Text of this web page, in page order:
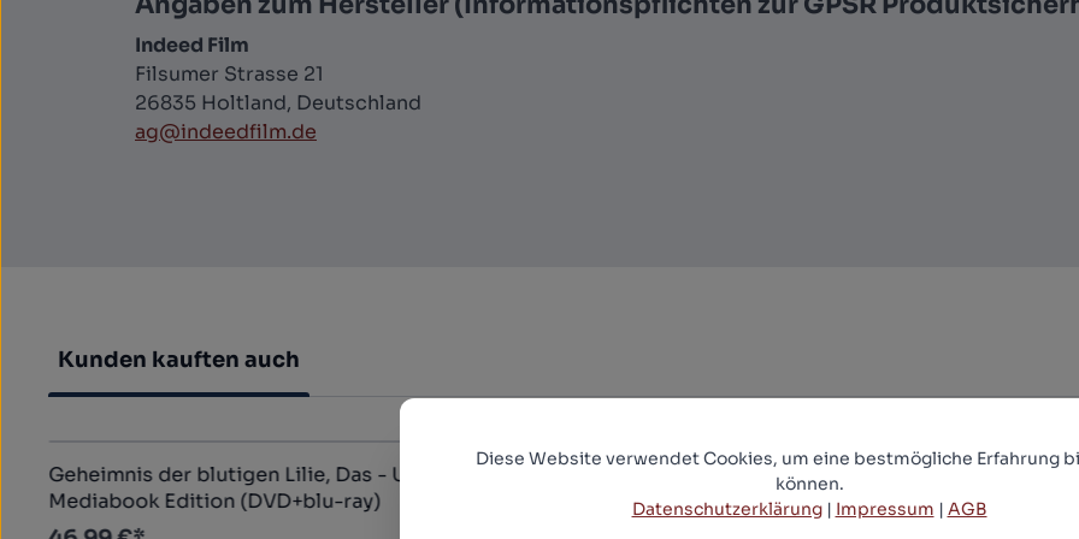
Indeed Film
Filsumer Strasse 21
26835 Holtland, Deutschland
ag@indeedfilm.de
Kunden kauften auch
Geheimnis der blutigen Lilie, Das - Uncut
Mediabook Edition (DVD+blu-ray)
Bolo - Vier Fäuste im wilden Osten - Uncut
Mediabook Edition (DVD+blu-ray) (C)
Diese Website verwendet Cookies, um eine bestmögliche Erfahrung
können.
Datenschutzerklärung| Impressum | AGB